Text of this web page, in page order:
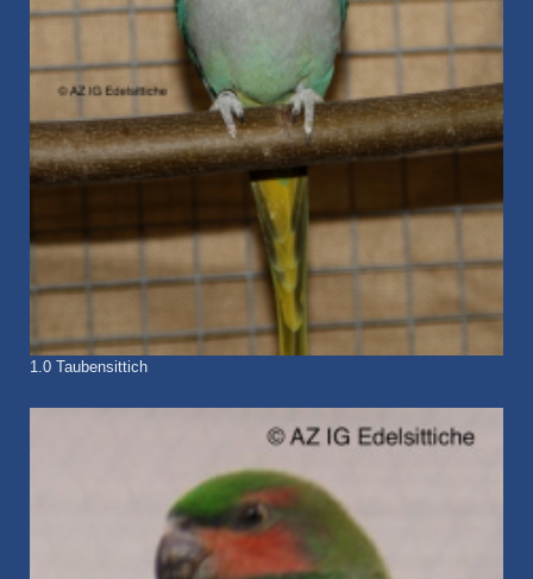
1.0 Taubensittich